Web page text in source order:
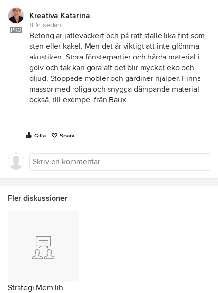
PRO
Kreativa Katarina
8 år sedan
Betong är jättevackert och på rätt ställe lika fint som
sten eller kakel. Men det är viktigt att inte glömma
akustiken. Stora fönsterpartier och hårda material i
golv och tak kan göra att det blir mycket eko och
oljud. Stoppade möbler och gardiner hjälper. Finns
massor med roliga och snygga dämpande material
också, till exempel från Baux
Gilla Spara
Fler diskussioner
Strategi Memilih